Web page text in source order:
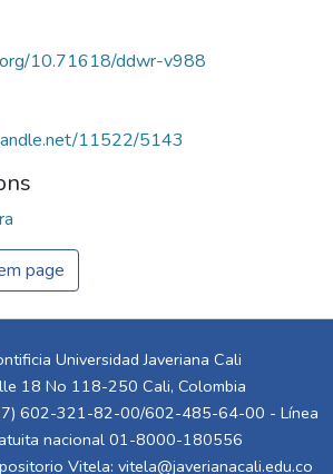
10.71618/ddwr-v988
11522/5143
page
Universidad Javeriana Cali
18 No 118-250 Cali, Colombia
602-321-82-00/602-485-64-00 - Línea
nacional 01-8000-180556
Vitela: vitela@javerianacali.edu.co